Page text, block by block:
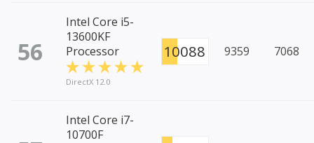
56
Intel Core i5-
13600KF
Processor
DirectX 12.0
10088 9359 7068
Intel Core i7-
10700F